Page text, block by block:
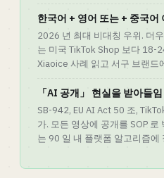
한국어 + 영어 또는 + 중국어
2026 년 최대 비대칭 우위. 더
는 미국 TikTok Shop 보다 18-
Xiaoice 사례 읽고 서구 브랜드
「AI 공개」 현실을 받아들임
SB-942, EU AI Act 50 조,
가. 모든 영상에 공개를 SOP
는 90 일 내 플랫폼 알고리즘에